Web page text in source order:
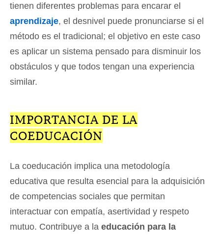
tienen diferentes problemas para encarar el
aprendizaje, el desnivel puede pronunciarse si el
método es el tradicional; el objetivo en este caso
es aplicar un sistema pensado para disminuir los
obstáculos y que todos tengan una experiencia
similar.
IMPORTANCIA DE LA
COEDUCACIÓN
La coeducación implica una metodología
educativa que resulta esencial para la adquisición
de competencias sociales que permitan
interactuar con empatía, asertividad y respeto
mutuo. Contribuye a la educación para la